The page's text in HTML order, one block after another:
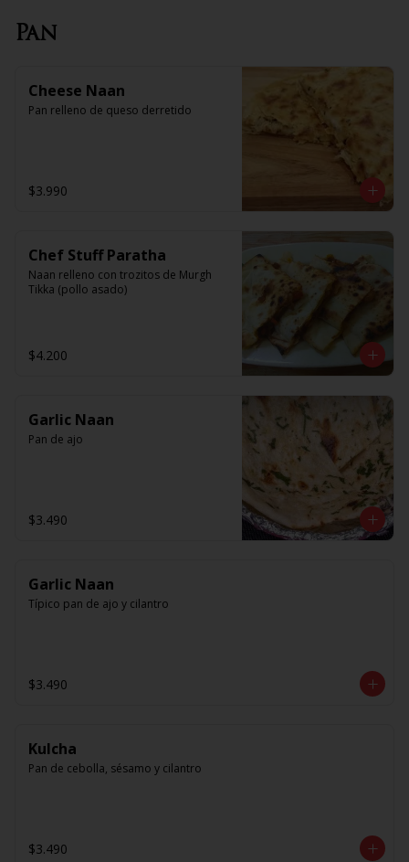
Pan
Cheese Naan
Pan relleno de queso derretido
$3.990
Chef Stuff Paratha
Naan relleno con trozitos de Murgh
Tikka (pollo asado)
$4.200
Garlic Naan
Pan de ajo
$3.490
Garlic Naan
Típico pan de ajo y cilantro
$3.490
Kulcha
Pan de cebolla, sésamo y cilantro
$3.490